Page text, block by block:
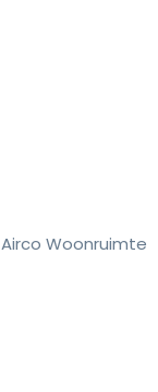
Airco Woonruimte